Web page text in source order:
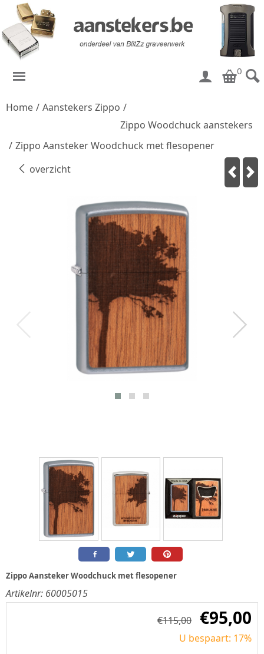
0
Home / Aanstekers Zippo /
Zippo Woodchuck aanstekers
/ Zippo Aansteker Woodchuck met flesopener
overzicht
Zippo Aansteker Woodchuck met flesopener
Artikelnr: 60005015
€115,00 €95,00
U bespaart: 17%